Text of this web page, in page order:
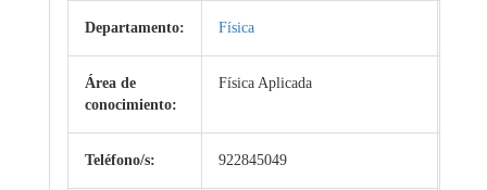
Departamento: Física
Área de
conocimiento:
Física Aplicada
Teléfono/s: 922845049